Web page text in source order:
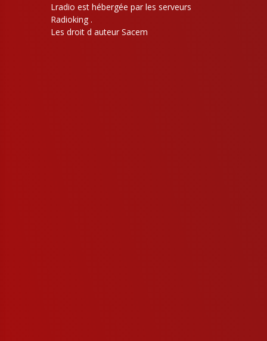
Lradio est hébergée par les serveurs
Radioking .
Les droit d auteur Sacem